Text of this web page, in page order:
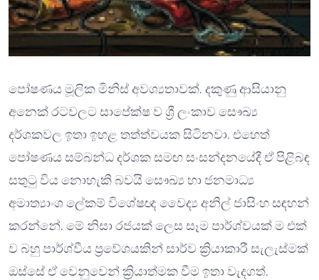
පෝෂණය මූලික මිනිස් අවශ්‍යතාවක්. දකුණු ආසියානු
අනෙක් රටවලට සාපේක්ෂ ව ශ්‍රී ලංකාව සෞඛ්‍ය
දර්ශකවල ඉතා ඉහළ තත්ත්වයක සිටිනවා. එහෙත්
පෝෂණය සම්බන්ධ දර්ශක සමඟ සංසන්දනයේදී ඒ පිළිබඳ
සතුටු විය නොහැකි බවයි සෞඛ්‍ය හා ජනමාධ්‍ය
අමාත්‍යාංශ ලේකම් විශේෂඥ වෛද්‍ය අනිල් ජාසිංහ සඳහන්
කරන්නේ. මේ නිසා රජයක් ලෙස සෑම පාර්ශ්වයක් ම එක්
ව බහු පාර්ශ්වීය ප්‍රවේශයකින් සාර්ව ක්‍රියාකාරී සැලැස්මක්
ඔස්සේ ඒ වෙනුවෙන් ක්‍රියාත්මක වීම ඉතා වැදගත්.